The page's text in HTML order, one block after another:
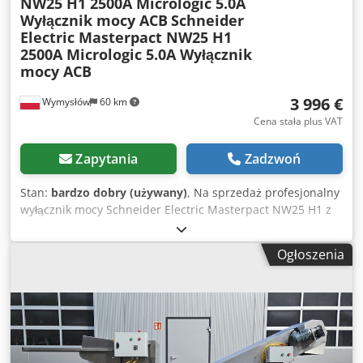
Wymysłów 60 km
Wyłącznik mocy ACB Schneider
Electric Masterpact NW25 H1
2500A Micrologic 5.0A Wyłącznik
mocy ACB
3 996 €
Cena stała plus VAT
Zapytania Zadzwoń
Stan: bardzo dobry (używany), Na sprzedaż profesjonalny
wyłącznik mocy Schneider Electric Masterpact NW25 H1 z
jednostką zabezpieczeniową Micrologic 5.0 A. Urządzenie
stosowane w przemysłowych systemach dystrybucji energii
elektrycznej – w rozdzielniach niskiego napięcia, zakładach
energetycznych. Wyłączniki z serii Masterpact NW są
przeznaczone do pracy w wymagających warunkach
przemysłowych i zapewniają niezawodną ochronę instalacji
przed przeciążeniem oraz zwarciem. Urządzenie w bardzo
Ogłoszenia